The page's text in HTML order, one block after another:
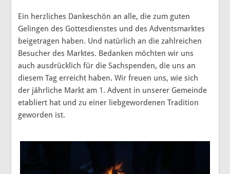
Ein herzliches Dankeschön an alle, die zum guten
Gelingen des Gottesdienstes und des Adventsmarktes
beigetragen haben. Und natürlich an die zahlreichen
Besucher des Marktes. Bedanken möchten wir uns
auch ausdrücklich für die Sachspenden, die uns an
diesem Tag erreicht haben. Wir freuen uns, wie sich
der jährliche Markt am 1. Advent in unserer Gemeinde
etabliert hat und zu einer liebgewordenen Tradition
geworden ist.